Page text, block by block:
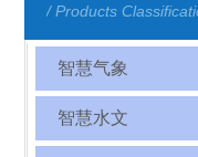
/ Products
智慧气象
智慧水文